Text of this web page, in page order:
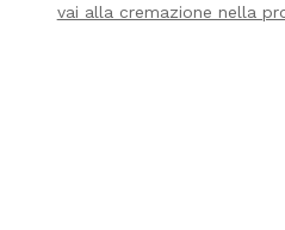
vai alla cremazione nella